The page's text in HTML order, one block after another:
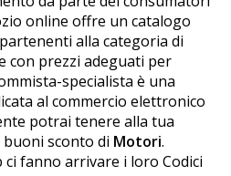
online offre un catalogo
alla categoria di
con prezzi adeguati per
specialista è una
al commercio elettronico
potrai tenere alla tua
sconto di Motori.
ci fanno arrivare i loro Codici